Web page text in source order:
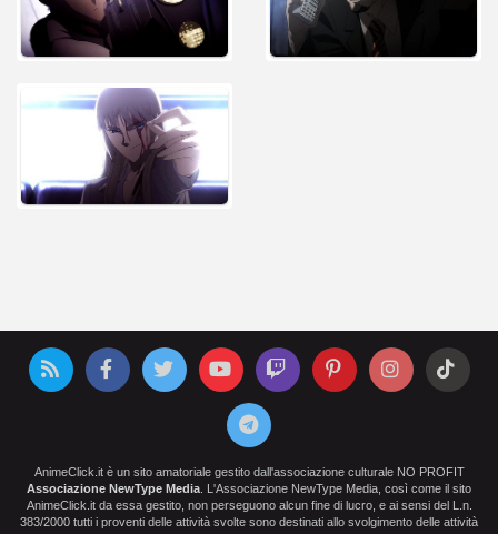
AnimeClick.it è un sito amatoriale gestito dall'associazione culturale NO PROFIT
Associazione NewType Media . L'Associazione NewType Media, così come il sito
AnimeClick.it da essa gestito, non perseguono alcun fine di lucro, e ai sensi del L.n.
383/2000 tutti i proventi delle attività svolte sono destinati allo svolgimento delle attività